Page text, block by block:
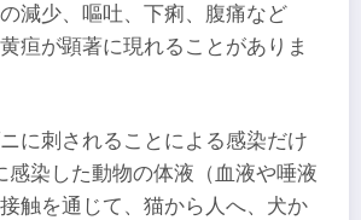
減少、嘔吐、下痢、腹痛など
疸が顕著に現れることがありま
に刺されることによる感染だけ
感染した動物の体液（血液や唾液
触を通じて、猫から人へ、犬か